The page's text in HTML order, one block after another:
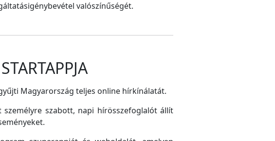
valószínűségét.
Magyarország teljes online hírkínálatát.
szabott, napi hírösszefoglalót állít